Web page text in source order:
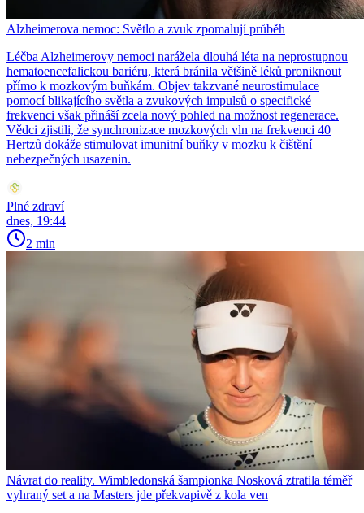
Alzheimerova nemoc: Světlo a zvuk zpomalují průběh
Léčba Alzheimerovy nemoci narážela dlouhá léta na neprostupnou
hematoencefalickou bariéru, která bránila většině léků proniknout
přímo k mozkovým buňkám. Objev takzvané neurostimulace
pomocí blikajícího světla a zvukových impulsů o specifické
frekvenci však přináší zcela nový pohled na možnost regenerace.
Vědci zjistili, že synchronizace mozkových vln na frekvenci 40
Hertzů dokáže stimulovat imunitní buňky v mozku k čištění
nebezpečných usazenin.
Plné zdraví
dnes, 19:44
2 min
Návrat do reality. Wimbledonská šampionka Nosková ztratila téměř
vyhraný set a na Masters jde překvapivě z kola ven